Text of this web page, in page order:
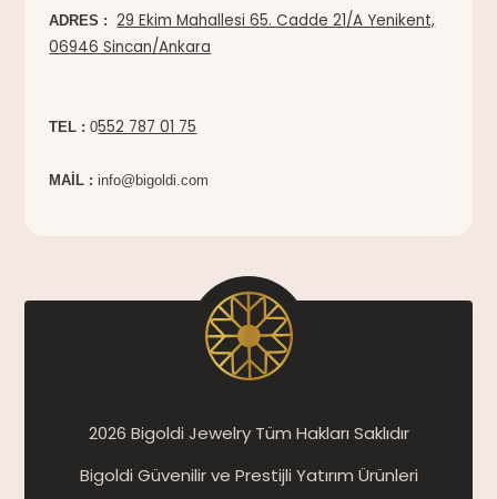
ADRES :
29 Ekim Mahallesi 65. Cadde 21/A Yenikent,
06946 Sincan/Ankara
TEL : 0552 787 01 75
MAİL :info@bigoldi.com
2026 Bigoldi Jewelry Tüm Hakları Saklıdır
Bigoldi Güvenilir ve Prestijli Yatırım Ürünleri